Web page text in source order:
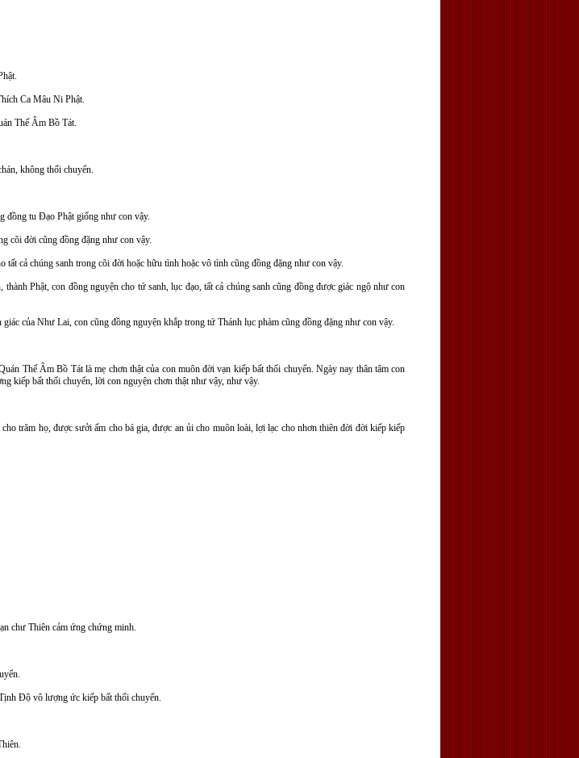
Ca Mâu Ni Phật.
Thế Âm Bồ Tát.
không thối chuyển.
đồng tu Đạo Phật giống như con vậy.
cõi đời cũng đồng đặng như con vậy.
cả chúng sanh trong cõi đời hoặc hữu tình hoặc vô tình cũng đồng đặng như con vậy.
Phật, con đồng nguyện cho tứ sanh, lục đạo, tất cả chúng sanh cũng đồng được giác ngộ như con
của Như Lai, con cũng đồng nguyện khắp trong tứ Thánh lục phàm cũng đồng đặng như con vậy.
Thế Âm Bồ Tát là mẹ chơn thật của con muôn đời vạn kiếp bất thối chuyển. Ngày nay thân tâm con
kiếp bất thối chuyển, lời con nguyện chơn thật như vậy, như vậy.
trăm họ, được sưởi ấm cho bá gia, được an ủi cho muôn loài, lợi lạc cho nhơn thiên đời đời kiếp kiếp
chư Thiên cảm ứng chứng minh.
Độ vô lượng ức kiếp bất thối chuyển.